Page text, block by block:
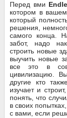
Перед вми
котором в
который
решения,
самого конца.
забот, надо
строить новые
выучить новые
все это в
цивилизацию.
другие кто
изучает и
понять, что
в своих
с вами, если